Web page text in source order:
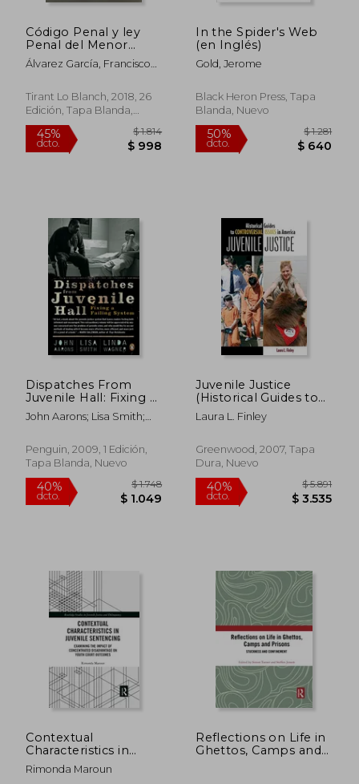
Código Penal y ley
Penal del Menor
Incluye el Artículo 23
de la ley Orgánica del
Edición 2018
Álvarez García, Francisco
Ana Cristina,De La Cuesta
Aguado, Paz M.,Gutiérrez
Castañeda, Ana,San Millán
Fernández, Bárbara
Tirant Lo Blanch, 2018, 26
Edición, Tapa Blanda,
Usado
45%
dcto.
In the Spider's Web
(en Inglés)
Gold, Jerome
Black Heron Press, Tapa
Blanda, Nuevo
50%
dcto.
Dispatches From
Juvenile Hall: Fixing a
Failing System (en
Inglés)
John Aarons; Lisa Smith;
Penguin, 2009, 1 Edición,
Tapa Blanda, Nuevo
40%
Juvenile Justice
(Historical Guides to
Controversial Issues
in America) (en
Laura L. Finley
Greenwood, 2007, Tapa
Dura, Nuevo
40%
dcto.
Contextual
Characteristics in
Juvenile Sentencing:
Examining the
Rimonda Maroun
Reflections on Life in
Ghettos, Camps and